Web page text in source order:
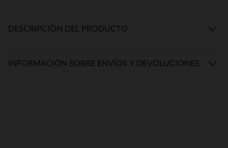
DESCRIPCIÓN DEL PRODUCTO
INFORMACIÓN SOBRE ENVÍOS Y DEVOLUCIONES